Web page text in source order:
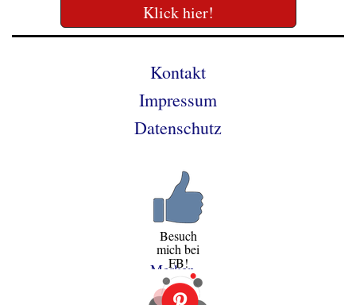
Klick hier!
Kontakt
Impressum
Datenschutz
Besuch
mich bei
FB!
Merken